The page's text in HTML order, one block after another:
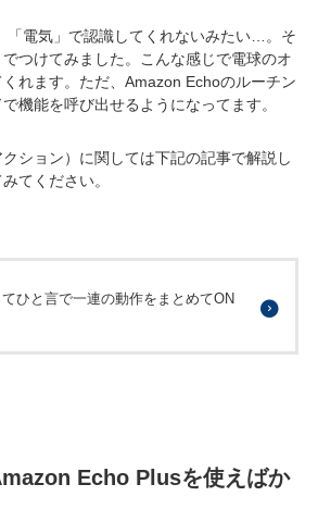
「電気」で認識してくれないみたい…。そ
つけてみました。こんな感じで電球のオ
れます。ただ、Amazon Echoのルーチン
機能を呼び出せるようになってます。
ション）に関しては下記の記事で解説し
てください。
ひと言で一連の動作をまとめてON
Echo Plusを使えばか